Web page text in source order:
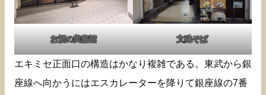
お酒の美術館 文殊そば
エキミセ正面口の構造はかなり複雑である。東武から銀
座線へ向かうにはエスカレーターを降りて銀座線の7番